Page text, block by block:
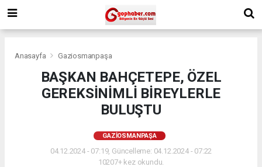
Anasayfa Gaziosmanpaşa
BAŞKAN BAHÇETEPE, ÖZEL
GEREKSİNİMLİ BİREYLERLE
BULUŞTU
GAZIOSMANPAŞA
04.12.2024 - 07:19, Güncelleme: 04.12.2024 - 07:22
10207+ kez okundu.